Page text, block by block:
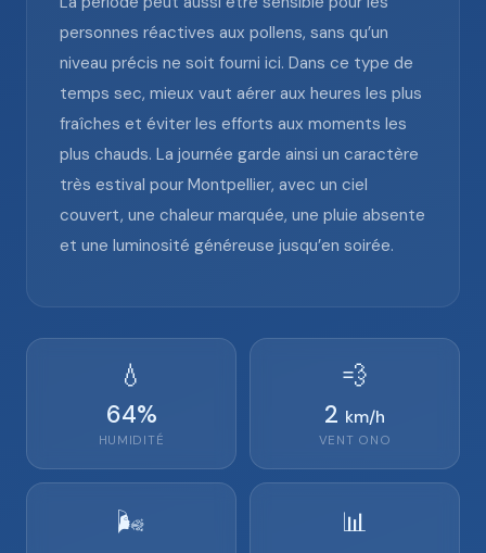
personnes réactives aux pollens, sans qu’un
niveau précis ne soit fourni ici. Dans ce type de
temps sec, mieux vaut aérer aux heures les plus
fraîches et éviter les efforts aux moments les
plus chauds. La journée garde ainsi un caractère
très estival pour Montpellier, avec un ciel
couvert, une chaleur marquée, une pluie absente
et une luminosité généreuse jusqu’en soirée.
💧
64%
HUMIDITÉ
💨
2 km/h
VENT ONO
🌬️ 📊